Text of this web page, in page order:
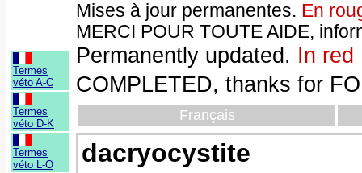
Termes
véto A-C
Termes
véto D-K
Termes
véto L-O
Mises à jour permanentes. En
MERCI POUR TOUTE AIDE,
Permanently updated. In red
COMPLETED, thanks for
Français
dacryocystite